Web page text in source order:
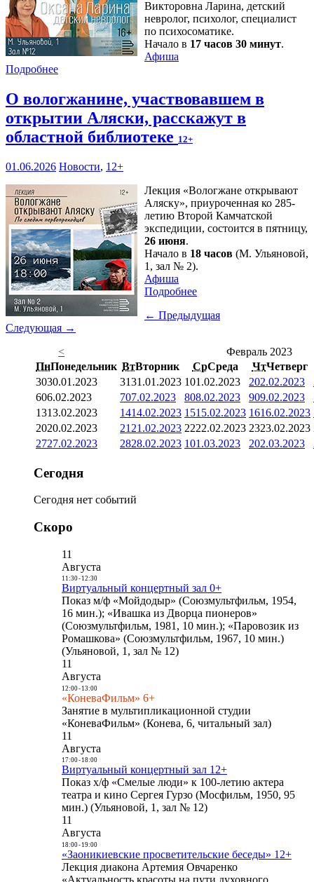
Викторовна Ларина, детский
невролог, психолог, специалист
по психосоматике.
Начало в 17 часов 30 минут.
Афиша
Подробнее
О вологжанине, участвовавшем в
открытии Аляски, расскажут в
областной библиотеке 12+
01.06.2026 Новости, 12+
Лекция «Вологжане открывают
Аляску», приуроченная ко 285-
летию Второй Камчатской
экспедиции, состоится в пятницу,
26 июня.
Начало в 18 часов (М. Ульяновой,
1, зал № 2).
Афиша
Подробнее
← Предыдущая
Следующая →
<
Февраль 2023
ПнПонедельник ВтВторник СрСреда ЧтЧетверг
3030.01.2023 3131.01.2023 101.02.2023 202.02.2023
606.02.2023 707.02.2023 808.02.2023 909.02.2023
1313.02.2023 1414.02.2023 1515.02.2023 1616.02.2023
2020.02.2023 21 21.02.2023 2222.02.2023 2323.02.2023
2727.02.2023 2828.02.2023 101.03.2023 202.03.2023
Сегодня
Сегодня нет событий
Скоро
11
Августа
11:30- 12:30
Виртуальный концертный зал 0+
Показ м/ф «Мойдодыр» (Союзмультфильм, 1954,
16 мин.); «Ивашка из Дворца пионеров»
(Союзмультфильм, 1981, 10 мин.); «Паровозик из
Ромашкова» (Союзмультфильм, 1967, 10 мин.)
(Ульяновой, 1, зал № 12)
11
Августа
12:00- 13:00
«КоневаФильм» 6+
Занятие в мультипликационной студии
«КоневаФильм» (Конева, 6, читальный зал)
11
Августа
17:00- 18:00
Виртуальный концертный зал 12+
Показ х/ф «Смелые люди» к 100-летию актера
театра и кино Сергея Гурзо (Мосфильм, 1950, 95
мин.) (Ульяновой, 1, зал № 12)
11
Августа
18:00- 19:00
«Заоникиевские просветительские беседы» 12+
Лекция диакона Артемия Овчаренко
«Актуальность красоты на пути духовного